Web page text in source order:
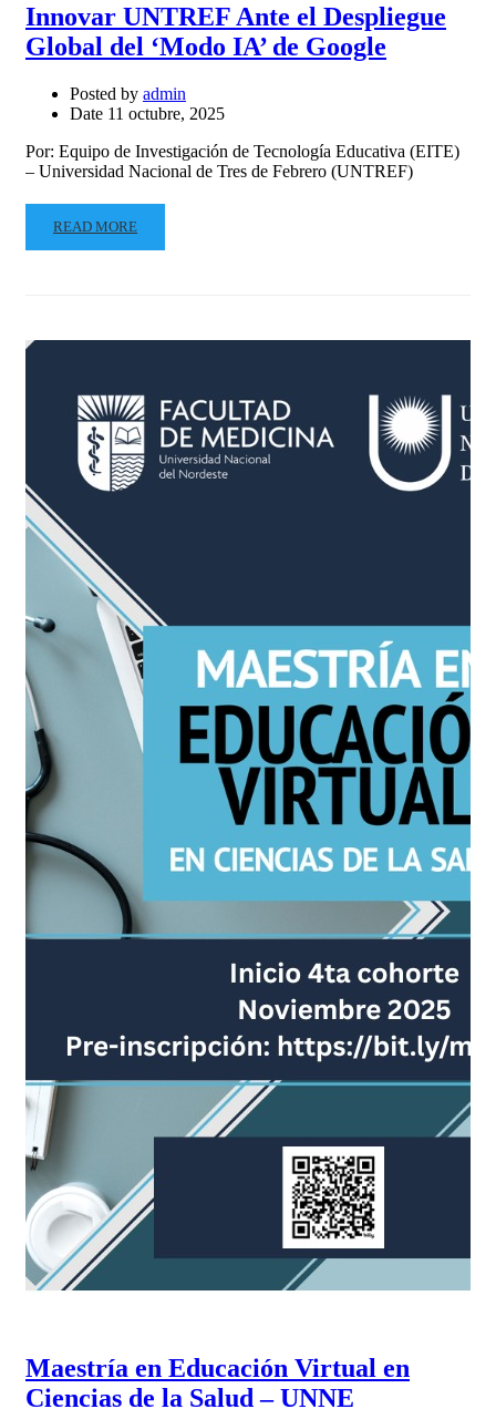
Innovar UNTREF Ante el Despliegue
Global del ‘Modo IA’ de Google
Posted by admin
Date 11 octubre, 2025
Por: Equipo de Investigación de Tecnología Educativa (EITE)
– Universidad Nacional de Tres de Febrero (UNTREF)
READ MORE
Maestría en Educación Virtual en
Ciencias de la Salud – UNNE